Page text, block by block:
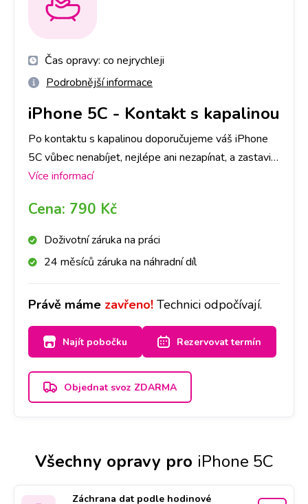
Čas opravy: co nejrychleji
Podrobnější informace
iPhone 5C - Kontakt s kapalinou
Po kontaktu s kapalinou doporučujeme váš iPhone
5C vůbec nenabíjet, nejlépe ani nezapínat, a zastavit
se na kterékoliv naší pobočce co nejdříve to bude
jaké míry kapalina přístroj poškodila. V některých
případech pro funkčnost stačí samotná deoxidace. V
některých případech je třeba následná oprava.
Primárně provedeme deoxidaci zařízení od kapaliny,
deoxidace plně povedla, popř. co je třeba opravit a
za jakou cenu. O všem Vás budeme informovat.
Jelikož se jedná o náročnější proces, doba trvání je
2-3 dny.
Více informací
Cena: 790 Kč
Doživotní záruka na práci
24 měsíců záruka na náhradní díl
Právě máme zavřeno! Technici odpočívají.
Najít pobočku Rezervovat termín
Objednat svoz ZDARMA
Všechny opravy pro iPhone 5C
Záchrana dat podle hodinové